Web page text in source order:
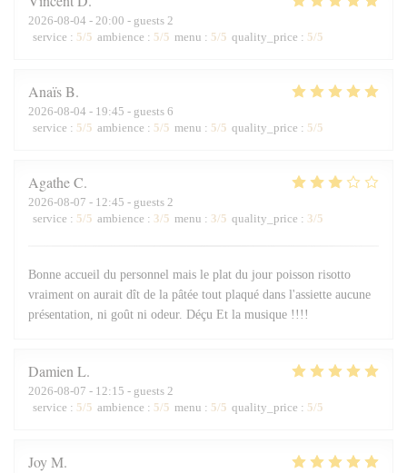
2026-08-04 - 20:00 - guests 2
service : 5/5 ambience : 5/5 menu : 5/5 quality_price : 5/5
AnaïsB
2026-08-04 - 19:45 - guests 6
service : 5/5 ambience : 5/5 menu : 5/5 quality_price : 5/5
AgatheC
2026-08-07 - 12:45 - guests 2
service : 5/5 ambience : 3/5 menu : 3/5 quality_price : 3/5
Bonne accueil du personnel mais le plat du jour poisson risotto
vraiment on aurait dît de la pâtée tout plaqué dans l'assiette aucune
présentation, ni goût ni odeur. Déçu Et la musique !!!!
Damien L
2026-08-07 - 12:15 - guests 2
service : 5/5 ambience : 5/5 menu : 5/5 quality_price : 5/5
JoyM